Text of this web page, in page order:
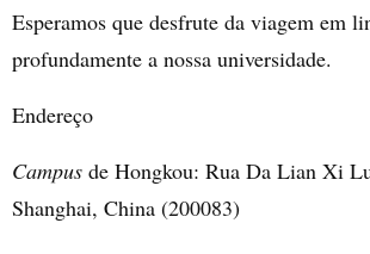
Esperamos que desfrute da viagem em
profundamente a nossa universidade.
Endereço
Campus de Hongkou: Rua Da Lian Xi
Shanghai, China (200083)